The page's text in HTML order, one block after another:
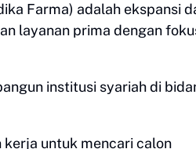
Farma) adalah ekspansi
layanan prima dengan
institusi syariah di
kerja untuk mencari calon